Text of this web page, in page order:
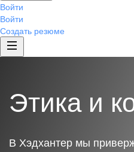
Войти
Войти
Создать резюме
Этика и
В Хэдхантер мы